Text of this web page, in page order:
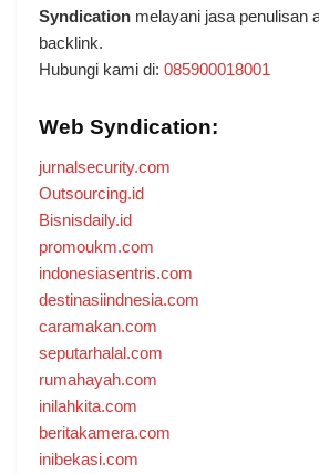
Syndication melayani jasa penulisan
backlink.
Hubungi kami di: 085900018001
Web Syndication:
jurnalsecurity.com
Outsourcing.id
Bisnisdaily.id
promoukm.com
indonesiasentris.com
destinasiindnesia.com
caramakan.com
seputarhalal.com
rumahayah.com
inilahkita.com
beritakamera.com
inibekasi.com